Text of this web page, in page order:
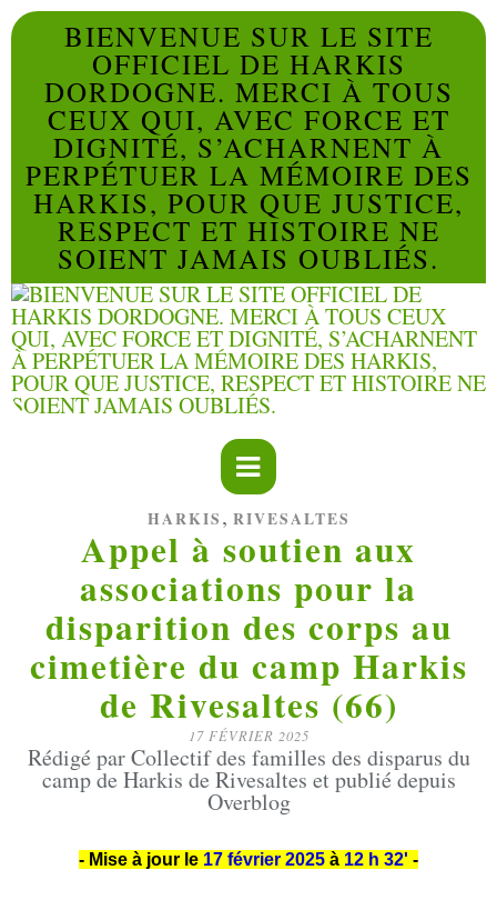
BIENVENUE SUR LE SITE
OFFICIEL DE HARKIS
DORDOGNE. MERCI À TOUS
CEUX QUI, AVEC FORCE ET
DIGNITÉ, S’ACHARNENT À
PERPÉTUER LA MÉMOIRE DES
HARKIS, POUR QUE JUSTICE,
RESPECT ET HISTOIRE NE
SOIENT JAMAIS OUBLIÉS.
HARKIS , RIVESALTES
Appel à soutien aux
associations pour la
disparition des corps au
cimetière du camp Harkis
de Rivesaltes (66)
17 FÉVRIER 2025
Rédigé par Collectif des familles des disparus du
camp de Harkis de Rivesaltes et publié depuis
Overblog
- Mise à jour le 17 février 2025 à 12 h 32' -